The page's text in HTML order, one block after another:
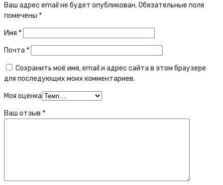
Ваш адрес email не будет опубликован. Обязательные поля
помечены *
Имя *
Почта *
Сохранить моё имя, email и адрес сайта в этом браузере
для последующих моих комментариев.
Моя оценка
Ваш отзыв *